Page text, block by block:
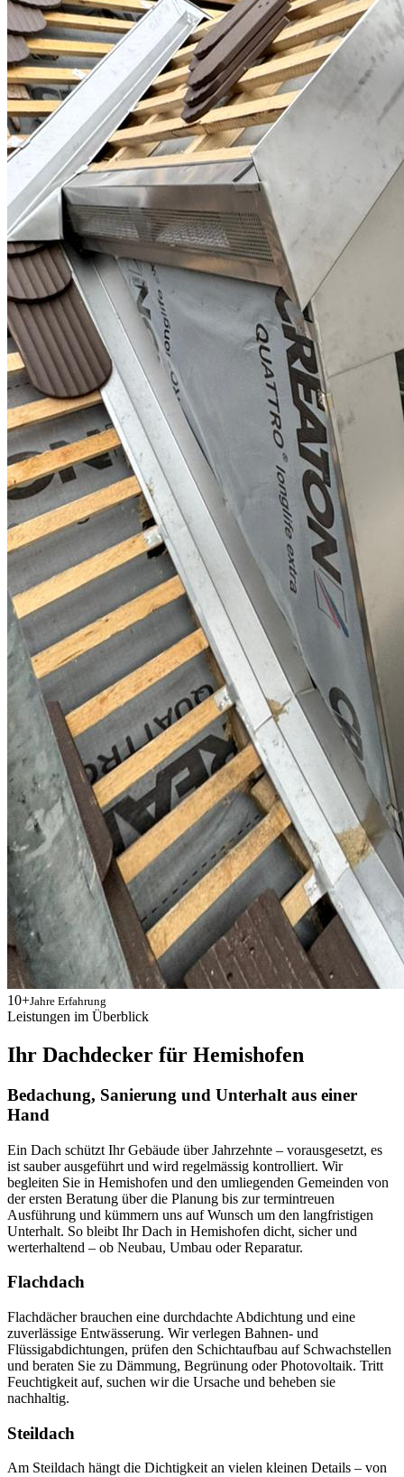
10+Jahre Erfahrung
Leistungen im Überblick
Ihr Dachdecker für Hemishofen
Bedachung, Sanierung und Unterhalt aus einer
Hand
Ein Dach schützt Ihr Gebäude über Jahrzehnte – vorausgesetzt, es
ist sauber ausgeführt und wird regelmässig kontrolliert. Wir
begleiten Sie in Hemishofen und den umliegenden Gemeinden von
der ersten Beratung über die Planung bis zur termintreuen
Ausführung und kümmern uns auf Wunsch um den langfristigen
Unterhalt. So bleibt Ihr Dach in Hemishofen dicht, sicher und
werterhaltend – ob Neubau, Umbau oder Reparatur.
Flachdach
Flachdächer brauchen eine durchdachte Abdichtung und eine
zuverlässige Entwässerung. Wir verlegen Bahnen- und
Flüssigabdichtungen, prüfen den Schichtaufbau auf Schwachstellen
und beraten Sie zu Dämmung, Begrünung oder Photovoltaik. Tritt
Feuchtigkeit auf, suchen wir die Ursache und beheben sie
nachhaltig.
Steildach
Am Steildach hängt die Dichtigkeit an vielen kleinen Details – von